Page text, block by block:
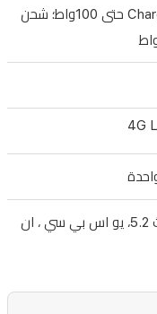
هواوي سوبر Charge حتى 100واط؛ شحن
4G
واي فاي، بلوتوث 5.2، يو اس بي سي ، ان